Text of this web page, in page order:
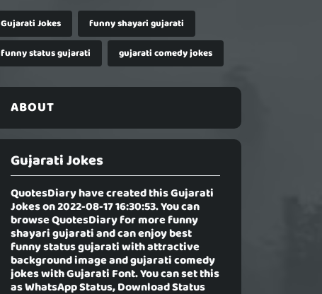
Gujarati Jokes
funny shayari gujarati
funny status gujarati
gujarati comedy jokes
ABOUT
Gujarati Jokes
QuotesDiary have created thisGujarati
Jokeson 2022-08-17 16:30:53. You can
browse QuotesDiary for more funny
shayari gujarati and can enjoy best
funny status gujarati with attractive
background image and gujarati comedy
jokes with Gujarati Font. You can set this
as WhatsApp Status, Download Status